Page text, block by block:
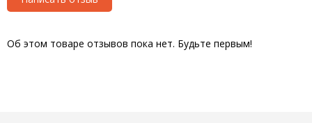
Об этом товаре отзывов пока нет. Будьте первым!